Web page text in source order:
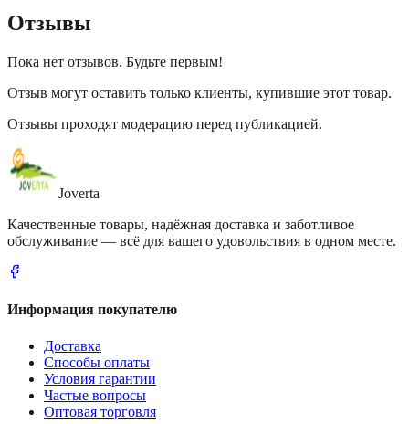
Отзывы
Пока нет отзывов. Будьте первым!
Отзыв могут оставить только клиенты, купившие этот товар.
Отзывы проходят модерацию перед публикацией.
Joverta
Качественные товары, надёжная доставка и заботливое
обслуживание — всё для вашего удовольствия в одном месте.
Информация покупателю
Доставка
Способы оплаты
Условия гарантии
Частые вопросы
Оптовая торговля